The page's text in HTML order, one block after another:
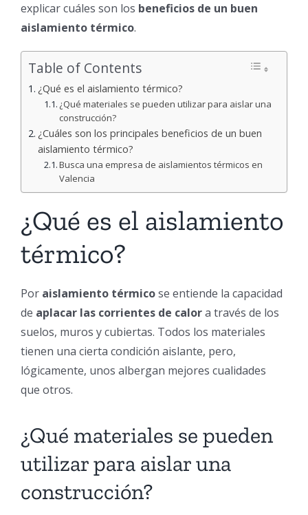
explicar cuáles son los beneficios de un buen
aislamiento térmico.
Table of Contents
¿Qué es el aislamiento térmico?
¿Qué materiales se pueden utilizar para aislar una
construcción?
¿Cuáles son los principales beneficios de un buen
aislamiento térmico?
Busca una empresa de aislamientos térmicos en
Valencia
¿Qué es el aislamiento
térmico?
Por aislamiento térmicose entiende la capacidad
de aplacar las corrientes de calora través de los
suelos, muros y cubiertas. Todos los materiales
tienen una cierta condición aislante, pero,
lógicamente, unos albergan mejores cualidades
que otros.
¿Qué materiales se pueden
utilizar para aislar una
construcción?